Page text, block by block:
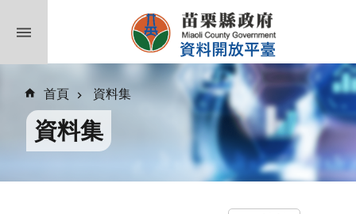
首頁 資料集
資料集